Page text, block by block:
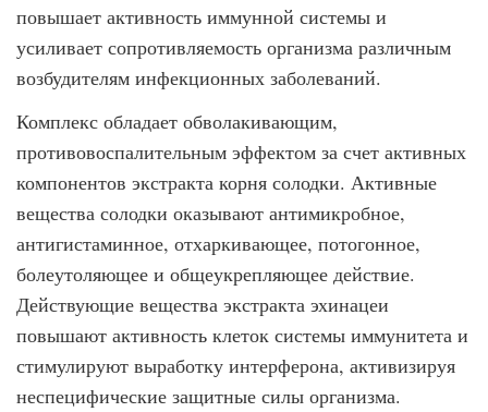
повышает активность иммунной системы и
усиливает сопротивляемость организма различным
возбудителям инфекционных заболеваний.
Комплекс обладает обволакивающим,
противовоспалительным эффектом за счет активных
компонентов экстракта корня солодки. Активные
вещества солодки оказывают антимикробное,
антигистаминное, отхаркивающее, потогонное,
болеутоляющее и общеукрепляющее действие.
Действующие вещества экстракта эхинацеи
повышают активность клеток системы иммунитета и
стимулируют выработку интерферона, активизируя
неспецифические защитные силы организма.